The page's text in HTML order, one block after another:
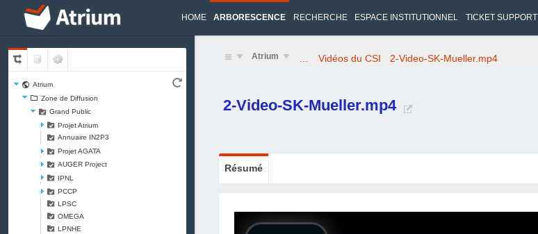
HOME ARBORESCENCE RECHERCHE ESPACE INSTITUTIONNEL TICKET SUPPORT
Atrium
Zone de Diffusion
Grand Public
Projet Atrium
Annuaire IN2P3
Projet AGATA
AUGER Project
IPNL
PCCP
LPSC
OMEGA
LPNHE
Atrium … Vidéos du CSI 2-Video-SK-Mueller.mp4
2-Video-SK-Mueller.mp4
Résumé